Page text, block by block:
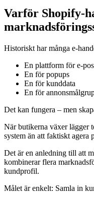
Varför Shopify-
Historiskt har många e-
En plattform för e-
En för popups
En för kunddata
En för
Det kan fungera – men
När butikerna växer lägger
system än att faktiskt agera
Det är en anledning till att
kombinerar flera
kundprofil.
Målet är enkelt: Samla in